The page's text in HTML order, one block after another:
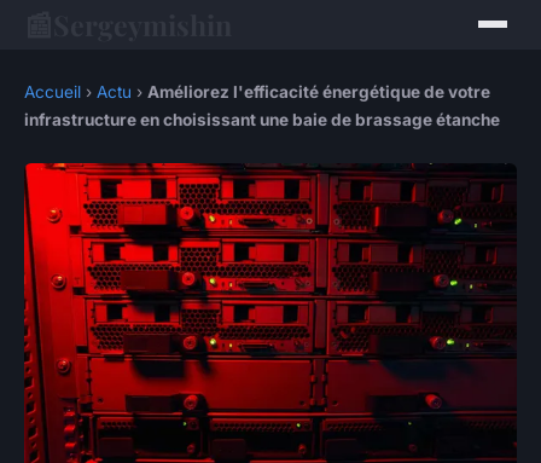
Accueil › Actu › Améliorez l'efficacité énergétique de votre
infrastructure en choisissant une baie de brassage étanche